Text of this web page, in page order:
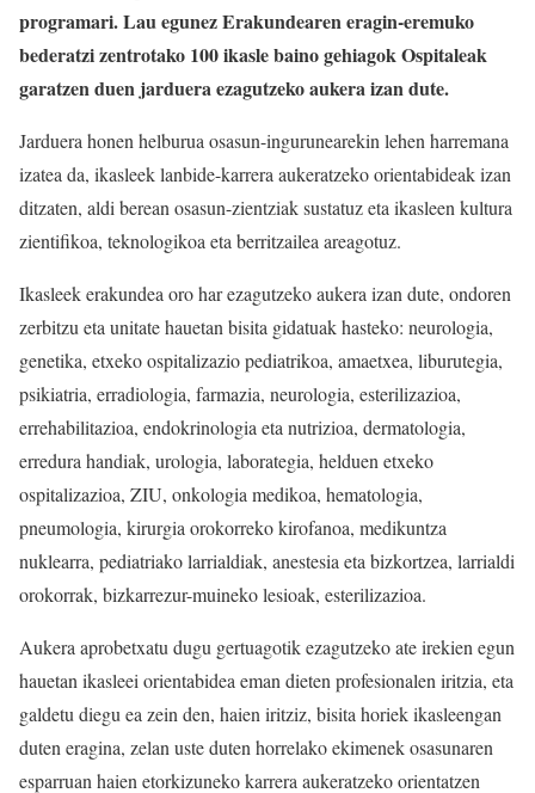
programari. Lau egunez Erakundearen eragin-eremuko
bederatzi zentrotako 100 ikasle baino gehiagok Ospitaleak
garatzen duen jarduera ezagutzeko aukera izan dute.
Jarduera honen helburua osasun-ingurunearekin lehen harremana
izatea da, ikasleek lanbide-karrera aukeratzeko orientabideak izan
ditzaten, aldi berean osasun-zientziak sustatuz eta ikasleen kultura
zientifikoa, teknologikoa eta berritzailea areagotuz.
Ikasleek erakundea oro har ezagutzeko aukera izan dute, ondoren
zerbitzu eta unitate hauetan bisita gidatuak hasteko: neurologia,
genetika, etxeko ospitalizazio pediatrikoa, amaetxea, liburutegia,
psikiatria, erradiologia, farmazia, neurologia, esterilizazioa,
errehabilitazioa, endokrinologia eta nutrizioa, dermatologia,
erredura handiak, urologia, laborategia, helduen etxeko
ospitalizazioa, ZIU, onkologia medikoa, hematologia,
pneumologia, kirurgia orokorreko kirofanoa, medikuntza
nuklearra, pediatriako larrialdiak, anestesia eta bizkortzea, larrialdi
orokorrak, bizkarrezur-muineko lesioak, esterilizazioa.
Aukera aprobetxatu dugu gertuagotik ezagutzeko ate irekien egun
hauetan ikasleei orientabidea eman dieten profesionalen iritzia, eta
galdetu diegu ea zein den, haien iritziz, bisita horiek ikasleengan
duten eragina, zelan uste duten horrelako ekimenek osasunaren
esparruan haien etorkizuneko karrera aukeratzeko orientatzen